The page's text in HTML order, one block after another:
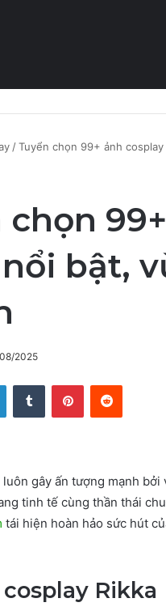
/Tuyển chọn 99+ ảnh
chọn
bật,
2025
luôn gây ấn tượng mạnh
tinh tế cùng thần thái
tái hiện hoàn hảo sức hút
Rikka